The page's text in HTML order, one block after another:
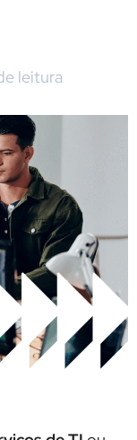
leitura